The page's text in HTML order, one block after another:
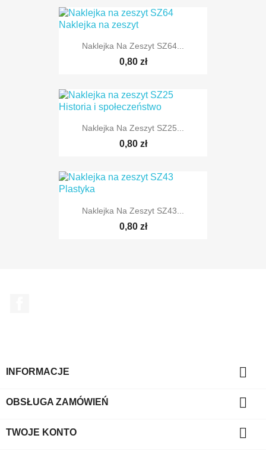
Naklejka Na Zeszyt SZ64...
0,80 zł
Naklejka Na Zeszyt SZ25...
0,80 zł
Naklejka Na Zeszyt SZ43...
0,80 zł
INFORMACJE 
OBSŁUGA ZAMÓWIEŃ 
TWOJE KONTO 